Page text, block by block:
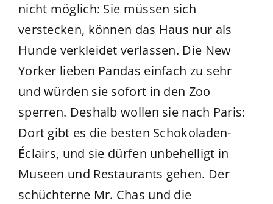
nicht möglich: Sie müssen sich
verstecken, können das Haus nur als
Hunde verkleidet verlassen. Die New
Yorker lieben Pandas einfach zu sehr
und würden sie sofort in den Zoo
sperren. Deshalb wollen sie nach Paris:
Dort gibt es die besten Schokoladen-
Éclairs, und sie dürfen unbehelligt in
Museen und Restaurants gehen. Der
schüchterne Mr. Chas und die